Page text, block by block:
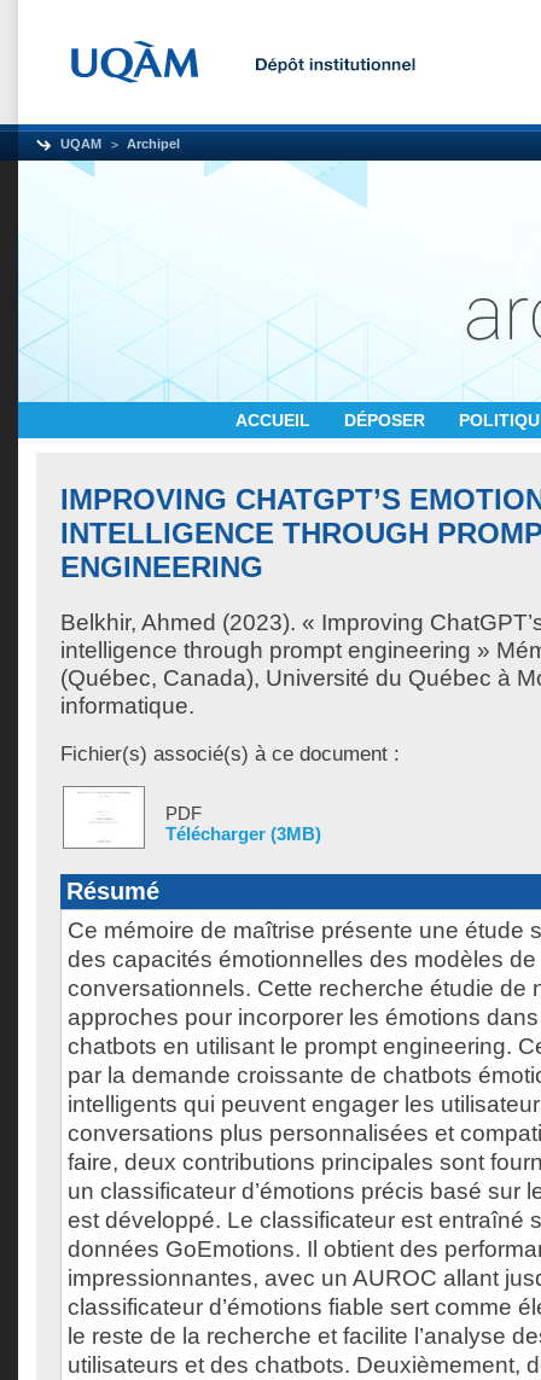
UQAM Archipel
ACCUEIL DÉPOSER
IMPROVING CHATGPT’S
INTELLIGENCE THROUGH
ENGINEERING
Belkhir, Ahmed (2023). « Improving
intelligence through prompt engineering »
(Québec, Canada), Université du Québec à
informatique.
Fichier(s) associé(s) à ce document :
PDF
Télécharger (3MB)
Résumé
Ce mémoire de maîtrise présente une étude
des capacités émotionnelles des modèles
conversationnels. Cette recherche étudie de
approches pour incorporer les émotions
chatbots en utilisant le prompt engineering.
par la demande croissante de chatbots
intelligents qui peuvent engager les
conversations plus personnalisées et
faire, deux contributions principales sont
un classificateur d’émotions précis basé sur
est développé. Le classificateur est entraîné
données GoEmotions. Il obtient des
impressionnantes, avec un AUROC allant
classificateur d’émotions fiable sert comme
le reste de la recherche et facilite l’analyse
utilisateurs et des chatbots. Deuxièmement,